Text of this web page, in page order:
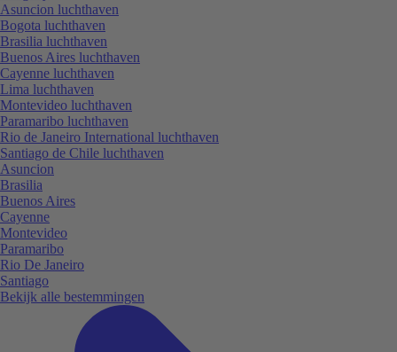
Asuncion luchthaven
Bogota luchthaven
Brasilia luchthaven
Buenos Aires luchthaven
Cayenne luchthaven
Lima luchthaven
Montevideo luchthaven
Paramaribo luchthaven
Rio de Janeiro International luchthaven
Santiago de Chile luchthaven
Asuncion
Brasilia
Buenos Aires
Cayenne
Montevideo
Paramaribo
Rio De Janeiro
Santiago
Bekijk alle bestemmingen